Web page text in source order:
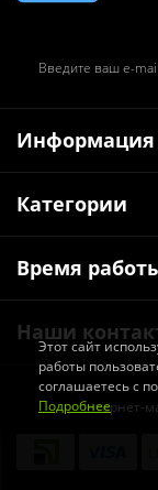
Информация
Категории
Время
Наши
Інтернет-
Этот сайт
работы
соглашаетесь с
Подробнее